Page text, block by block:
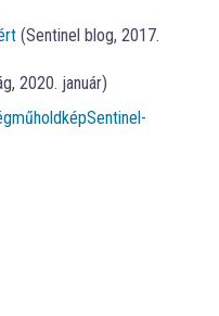
(Sentinel blog, 2017.
2020. január)
műholdképSentinel-